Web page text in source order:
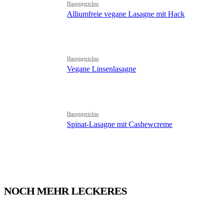
Hauptgerichte
Alliumfreie vegane Lasagne mit Hack
Hauptgerichte
Vegane Linsenlasagne
Hauptgerichte
Spinat-Lasagne mit Cashewcreme
NOCH MEHR LECKERES